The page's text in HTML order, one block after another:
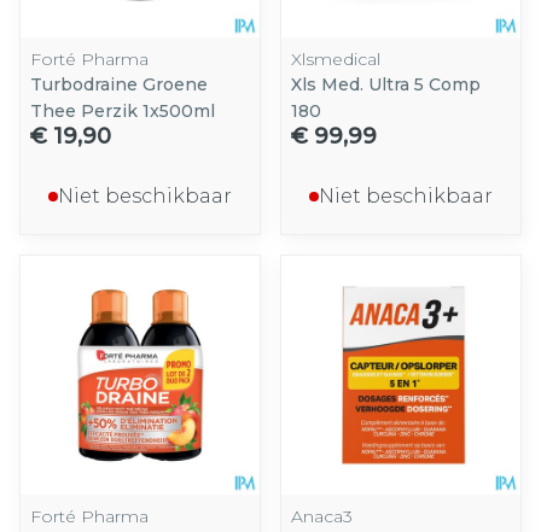
Forté Pharma
Turbodraine Groene
Thee Perzik 1x500ml
€ 19,90
Niet beschikbaar
Xlsmedical
Xls Med. Ultra 5 Comp
180
€ 99,99
Niet beschikbaar
Forté Pharma
Anaca3